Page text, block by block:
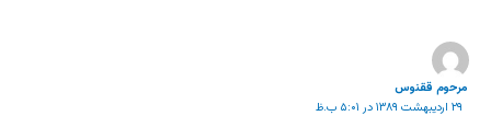
مرحوم ققنوس
۲۹ اردیبهشت ۱۳۸۹ در ۵:۰۱ ب.ظ